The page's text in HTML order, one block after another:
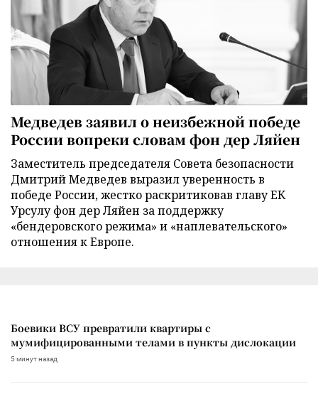
Медведев заявил о неизбежной победе
России вопреки словам фон дер Ляйен
Заместитель председателя Совета безопасности
Дмитрий Медведев выразил уверенность в
победе России, жестко раскритиковав главу ЕК
Урсулу фон дер Ляйен за поддержку
«бендеровского режима» и «наплевательского»
отношения к Европе.
Боевики ВСУ превратили квартиры с
мумифицированными телами в пункты дислокации
5 минут назад